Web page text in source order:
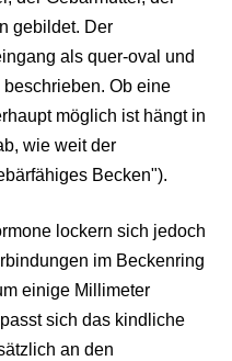
gebildet. Der
als quer-oval und
Ob eine
möglich ist hängt in
wie weit der
Becken").
lockern sich jedoch
im Beckenring
einige Millimeter
sich das kindliche
an den